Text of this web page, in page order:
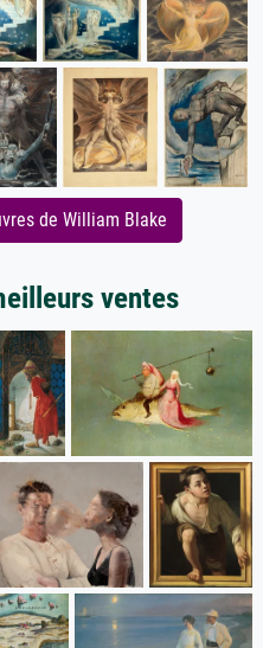
de William Blake
ventes